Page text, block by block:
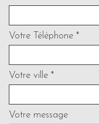
Votre Téléphone *
Votre ville *
Votre message